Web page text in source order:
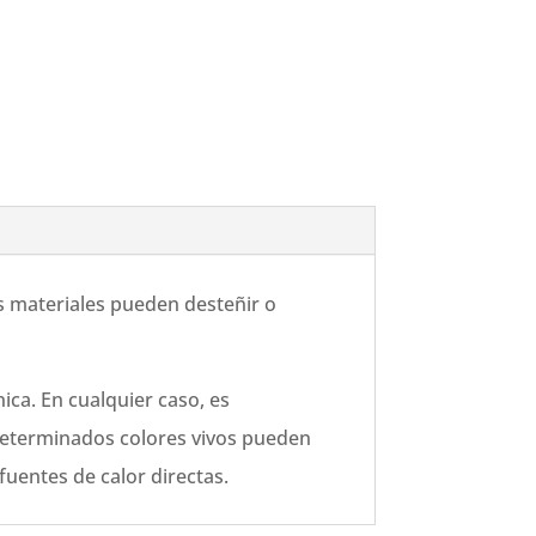
materiales pueden desteñir o
En cualquier caso, es
colores vivos pueden
de calor directas.